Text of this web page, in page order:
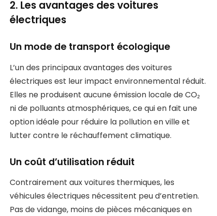
2. Les avantages des voitures
électriques
Un mode de transport écologique
L’un des principaux avantages des voitures
électriques est leur impact environnemental réduit.
Elles ne produisent aucune émission locale de CO₂
ni de polluants atmosphériques, ce qui en fait une
option idéale pour réduire la pollution en ville et
lutter contre le réchauffement climatique.
Un coût d’utilisation réduit
Contrairement aux voitures thermiques, les
véhicules électriques nécessitent peu d’entretien.
Pas de vidange, moins de pièces mécaniques en